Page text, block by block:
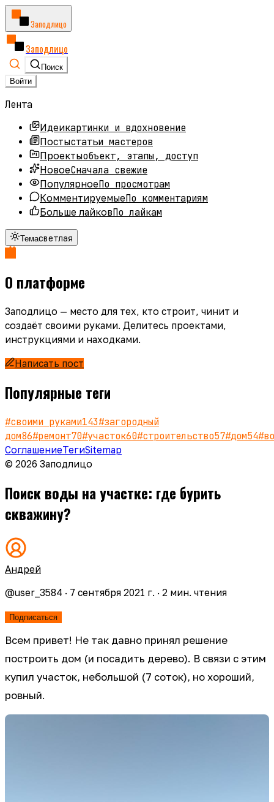
Заподлицо
Заподлицо
Поиск
Войти
Лента
Идеикартинки и вдохновение
Постыстатьи мастеров
Проектыобъект, этапы, доступ
НовоеСначала свежие
ПопулярноеПо просмотрам
КомментируемыеПо комментариям
Больше лайковПо лайкам
Темасветлая
О платформе
Заподлицо — место для тех, кто строит, чинит и
создаёт своими руками. Делитесь проектами,
инструкциями и находками.
Написать пост
Популярные теги
#своими руками143#загородный
дом86#ремонт70#участок60#строительство57#дом54#
СоглашениеТегиSitemap
© 2026 Заподлицо
Поиск воды на участке: где бурить
скважину?
Андрей
@user_3584 · 7 сентября 2021 г. · 2 мин. чтения
Подписаться
Всем привет! Не так давно принял решение
построить дом (и посадить дерево). В связи с этим
купил участок, небольшой (7 соток), но хороший,
ровный.